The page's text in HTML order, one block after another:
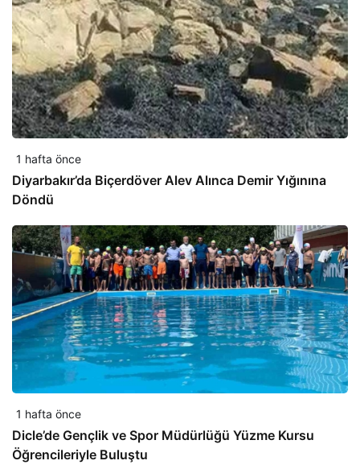
1 hafta önce
Diyarbakır’da Biçerdöver Alev Alınca Demir Yığınına
Döndü
1 hafta önce
Dicle’de Gençlik ve Spor Müdürlüğü Yüzme Kursu
Öğrencileriyle Buluştu